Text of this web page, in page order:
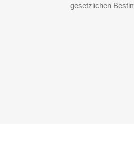
gesetzlichen